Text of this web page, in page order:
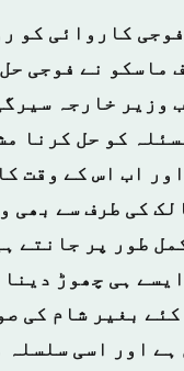
کاروائی کو
ماسکو نے فوجی
وزیر خارجہ
کو حل کرنا
اب اس کے وقت
کی طرف سے بھی
طور پر جانتے
ہی چھوڑ
بغیر شام کی
ہے اور اسی